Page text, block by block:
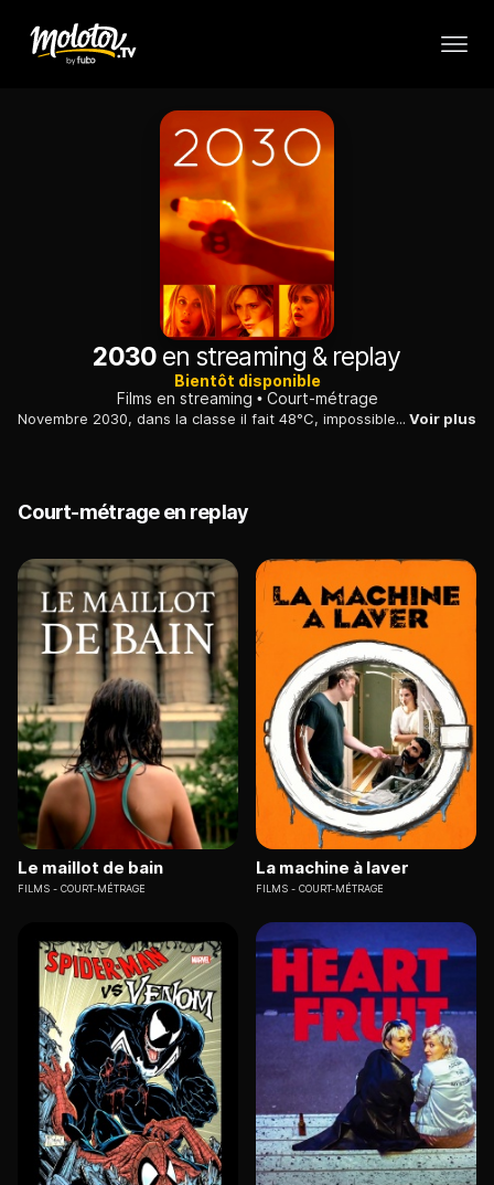
2030en streaming & replay
Bientôt disponible
Films en streaming
Court-métrage
Novembre 2030, dans la classe il fait 48°C, impossible de faire cours... Voir plus
Court-métrage en replay
Le maillot de bain
FILMS COURT-MÉTRAGE
La machine à laver
FILMS COURT-MÉTRAGE